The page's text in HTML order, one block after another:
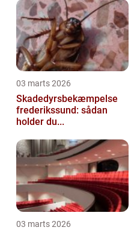
03 marts 2026
Skadedyrsbekæmpelse
frederikssund: sådan
holder du...
03 marts 2026